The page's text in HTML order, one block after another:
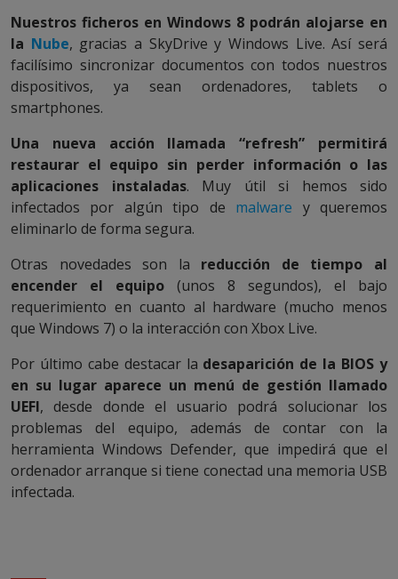
Nuestros ficheros en Windows 8 podrán alojarse en
la Nube, gracias a SkyDrive y Windows Live. Así será
facilísimo sincronizar documentos con todos nuestros
dispositivos, ya sean ordenadores, tablets o
smartphones.
Una nueva acción llamada “refresh” permitirá
restaurar el equipo sin perder información o las
aplicaciones instaladas. Muy útil si hemos sido
infectados por algún tipo de malware y queremos
eliminarlo de forma segura.
Otras novedades son la reducción de tiempo al
encender el equipo (unos 8 segundos), el bajo
requerimiento en cuanto al hardware (mucho menos
que Windows 7) o la interacción con Xbox Live.
Por último cabe destacar la desaparición de la BIOS y
en su lugar aparece un menú de gestión llamado
UEFI, desde donde el usuario podrá solucionar los
problemas del equipo, además de contar con la
herramienta Windows Defender, que impedirá que el
ordenador arranque si tiene conectad una memoria USB
infectada.